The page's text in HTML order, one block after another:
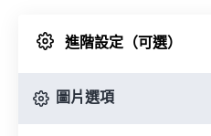
來自
進階設定（可選）
圖片選項